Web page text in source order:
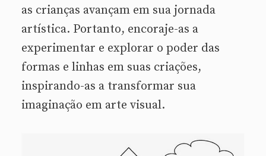
as crianças avançam em sua jornada
artística. Portanto, encoraje-as a
experimentar e explorar o poder das
formas e linhas em suas criações,
inspirando-as a transformar sua
imaginação em arte visual.